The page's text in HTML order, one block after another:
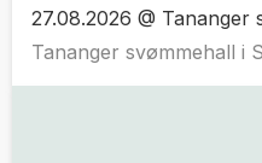
27.08.2026 @ Tananger
Tananger svømmehall i